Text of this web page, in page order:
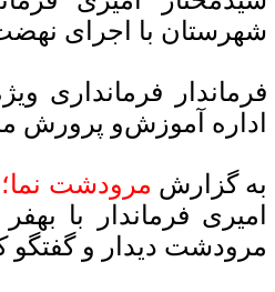
شهرستان با اجرای
فرماندار فرمانداری
اداره آموزش‌و پرورش
به گزارش مرودشت نما؛
امیری فرماندار با
مرودشت دیدار و گفتگو